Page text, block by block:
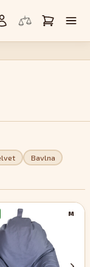
Bavlna
M